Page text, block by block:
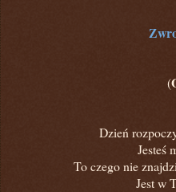
(
Dzień
Jesteś
To czego nie
Jest w